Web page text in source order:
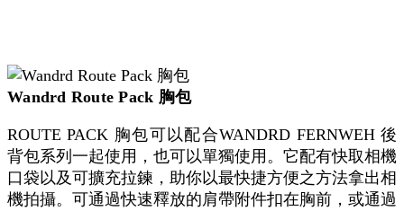
Wandrd Route Pack 胸包
ROUTE PACK 胸包可以配合WANDRD FERNWEH 後
背包系列一起使用，也可以單獨使用。它配有快取相機
口袋以及可擴充拉鍊，助你以最快捷方便之方法拿出相
機拍攝。可通過快速釋放的肩帶附件扣在胸前，或通過